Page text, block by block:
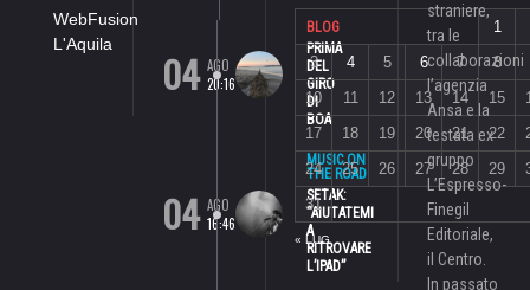
WebFusion
L'Aquila
04 AGO
20:16
BLOG
PRIMA
DEL
GIRO
DI
BOA
04 AGO
16:46
MUSIC ON
THE ROAD
SETAK:
“AIUTATEMI
A
RITROVARE
L’IPAD”
« LUG
1
3
4 5 6 7 8
10
11 12 13 14 15
17
18 19 20 21 22
24
25 26 27 28 29
31
straniere,
tra le
collaborazioni
l’agenzia
Ansa e la
testata ex
gruppo
L’Espresso-
Finegil
Editoriale,
il Centro.
In passato